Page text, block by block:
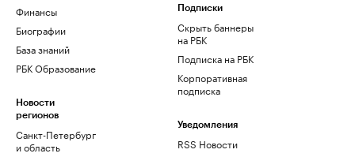
Финансы
Биографии
База знаний
РБК Образование
Новости
регионов
Санкт-Петербург
и область
Подписки
Скрыть баннеры
на РБК
Подписка на РБК
Корпоративная
подписка
Уведомления
RSS Новости